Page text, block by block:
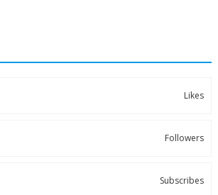
Likes
Followers
Subscribes